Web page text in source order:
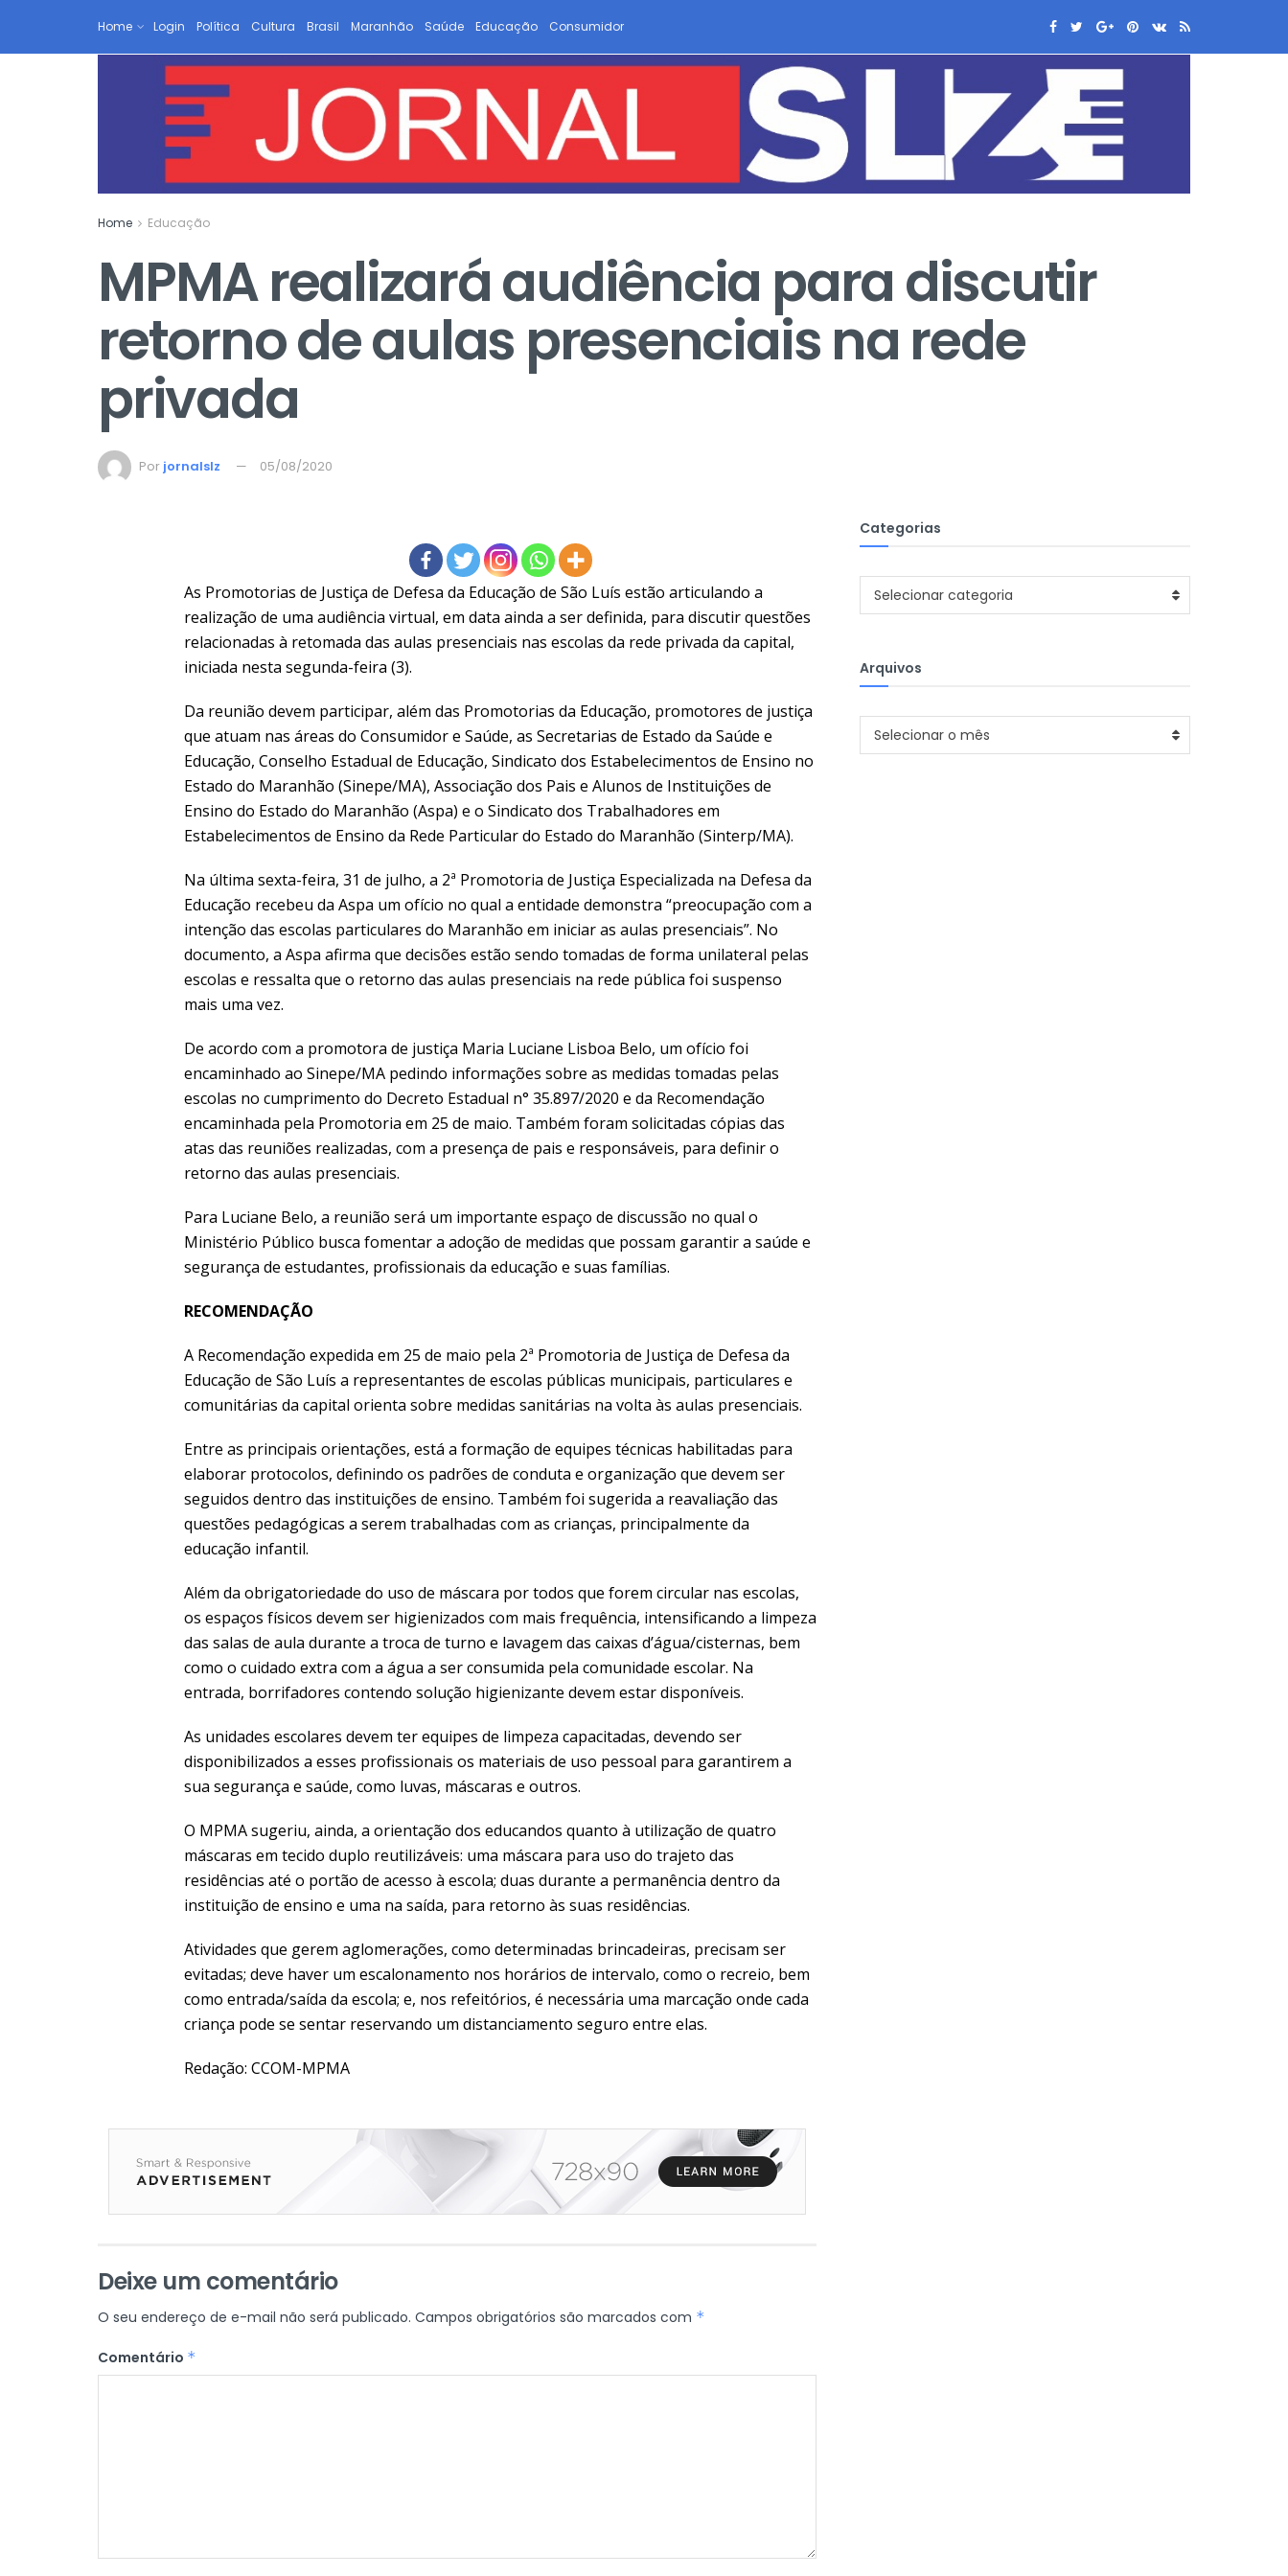
Home Login Política Cultura Brasil Maranhão Saúde Educação Consumidor
Home Educação
MPMA realizará audiência para discutir
retorno de aulas presenciais na rede
privada
Por jornalslz 05/08/2020
As Promotorias de Justiça de Defesa da Educação de São Luís estão articulando a
realização de uma audiência virtual, em data ainda a ser definida, para discutir questões
relacionadas à retomada das aulas presenciais nas escolas da rede privada da capital,
iniciada nesta segunda-feira (3).
Da reunião devem participar, além das Promotorias da Educação, promotores de justiça
que atuam nas áreas do Consumidor e Saúde, as Secretarias de Estado da Saúde e
Educação, Conselho Estadual de Educação, Sindicato dos Estabelecimentos de Ensino no
Estado do Maranhão (Sinepe/MA), Associação dos Pais e Alunos de Instituições de
Ensino do Estado do Maranhão (Aspa) e o Sindicato dos Trabalhadores em
Estabelecimentos de Ensino da Rede Particular do Estado do Maranhão (Sinterp/MA).
Na última sexta-feira, 31 de julho, a 2ª Promotoria de Justiça Especializada na Defesa da
Educação recebeu da Aspa um ofício no qual a entidade demonstra “preocupação com a
intenção das escolas particulares do Maranhão em iniciar as aulas presenciais”. No
documento, a Aspa afirma que decisões estão sendo tomadas de forma unilateral pelas
escolas e ressalta que o retorno das aulas presenciais na rede pública foi suspenso
mais uma vez.
De acordo com a promotora de justiça Maria Luciane Lisboa Belo, um ofício foi
encaminhado ao Sinepe/MA pedindo informações sobre as medidas tomadas pelas
escolas no cumprimento do Decreto Estadual n° 35.897/2020 e da Recomendação
encaminhada pela Promotoria em 25 de maio. Também foram solicitadas cópias das
atas das reuniões realizadas, com a presença de pais e responsáveis, para definir o
retorno das aulas presenciais.
Para Luciane Belo, a reunião será um importante espaço de discussão no qual o
Ministério Público busca fomentar a adoção de medidas que possam garantir a saúde e
segurança de estudantes, profissionais da educação e suas famílias.
RECOMENDAÇÃO
A Recomendação expedida em 25 de maio pela 2ª Promotoria de Justiça de Defesa da
Educação de São Luís a representantes de escolas públicas municipais, particulares e
comunitárias da capital orienta sobre medidas sanitárias na volta às aulas presenciais.
Entre as principais orientações, está a formação de equipes técnicas habilitadas para
elaborar protocolos, definindo os padrões de conduta e organização que devem ser
seguidos dentro das instituições de ensino. Também foi sugerida a reavaliação das
questões pedagógicas a serem trabalhadas com as crianças, principalmente da
educação infantil.
Além da obrigatoriedade do uso de máscara por todos que forem circular nas escolas,
os espaços físicos devem ser higienizados com mais frequência, intensificando a limpeza
das salas de aula durante a troca de turno e lavagem das caixas d’água/cisternas, bem
como o cuidado extra com a água a ser consumida pela comunidade escolar. Na
entrada, borrifadores contendo solução higienizante devem estar disponíveis.
As unidades escolares devem ter equipes de limpeza capacitadas, devendo ser
disponibilizados a esses profissionais os materiais de uso pessoal para garantirem a
sua segurança e saúde, como luvas, máscaras e outros.
O MPMA sugeriu, ainda, a orientação dos educandos quanto à utilização de quatro
máscaras em tecido duplo reutilizáveis: uma máscara para uso do trajeto das
residências até o portão de acesso à escola; duas durante a permanência dentro da
instituição de ensino e uma na saída, para retorno às suas residências.
Atividades que gerem aglomerações, como determinadas brincadeiras, precisam ser
evitadas; deve haver um escalonamento nos horários de intervalo, como o recreio, bem
como entrada/saída da escola; e, nos refeitórios, é necessária uma marcação onde cada
criança pode se sentar reservando um distanciamento seguro entre elas.
Redação: CCOM-MPMA
Deixe um comentário
O seu endereço de e-mail não será publicado. Campos obrigatórios são marcados com *
Comentário *
Categorias
Categorias
Selecionar categoria
Arquivos
Arquivos
Selecionar o mês